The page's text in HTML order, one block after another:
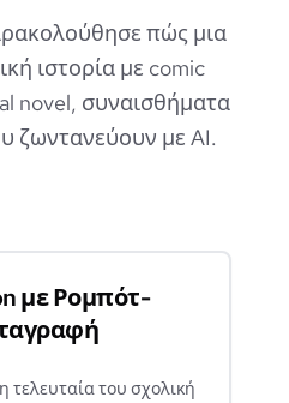
πώς μια
ιστορία με comic
novel, συναισθήματα
ζωντανεύουν με AI.
με Ρομπότ-
τελευταία του σχολική